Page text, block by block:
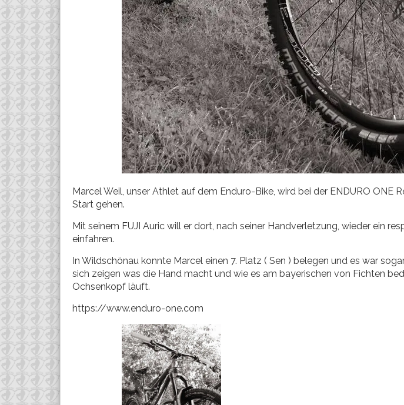
Marcel Weil, unser Athlet auf dem Enduro-Bike, wird bei der ENDURO ONE
Start gehen.
Mit seinem FUJI Auric will er dort, nach seiner Handverletzung, wieder ein
einfahren.
In Wildschönau konnte Marcel einen 7. Platz ( Sen ) belegen und es war
sich zeigen was die Hand macht und wie es am bayerischen von Fichten
Ochsenkopf läuft.
https://www.enduro-one.com